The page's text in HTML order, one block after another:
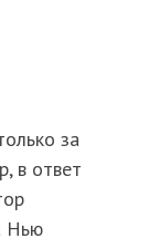
за
в ответ
Нью